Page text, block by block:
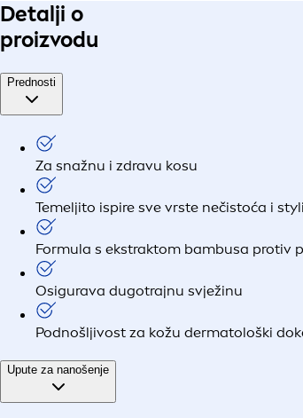
Detalji o
proizvodu
Prednosti
Za snažnu i zdravu kosu
Temeljito ispire sve vrste nečistoća i
Formula s ekstraktom bambusa protiv
Osigurava dugotrajnu svježinu
Podnošljivost za kožu dermatološki
Upute za nanošenje